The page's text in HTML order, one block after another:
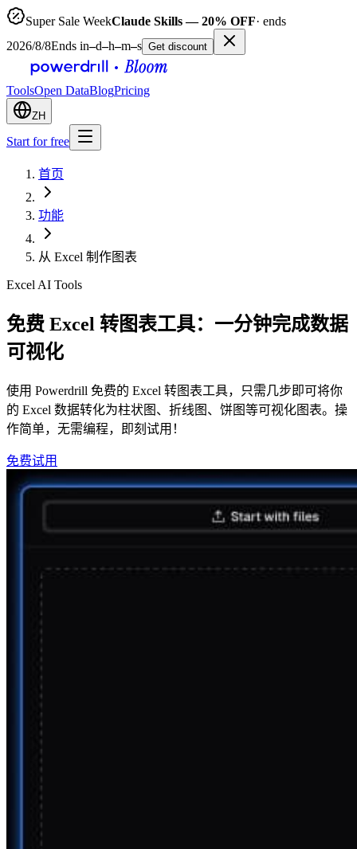
Super Sale WeekClaude Skills — 20% OFF· ends
2026/8/8Ends in–d–h–m–s Get discount
ToolsOpen DataBlogPricing
ZH
Start for free
首页
功能
从 Excel 制作图表
Excel AI Tools
免费 Excel 转图表工具：一分钟完成数据
可视化
使用 Powerdrill 免费的 Excel 转图表工具，只需几步即可将你
的 Excel 数据转化为柱状图、折线图、饼图等可视化图表。操
作简单，无需编程，即刻试用！
免费试用